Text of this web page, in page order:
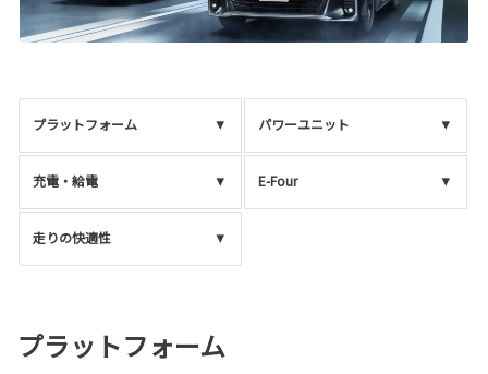
プラットフォーム パワーユニット
充電・給電 E-Four
走りの快適性
プラットフォーム